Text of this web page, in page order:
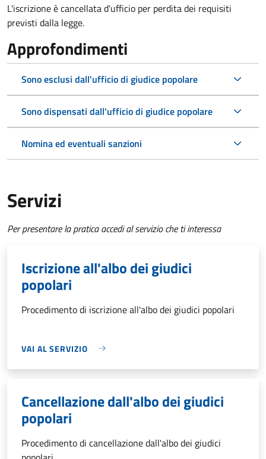
L'iscrizione è cancellata d’ufficio per perdita dei requisiti
previsti dalla legge.
Approfondimenti
Sono esclusi dall'ufficio di giudice popolare
Sono dispensati dall'ufficio di giudice popolare
Nomina ed eventuali sanzioni
Servizi
Per presentare la pratica accedi al servizio che ti interessa
Iscrizione all'albo dei giudici
popolari
Procedimento di iscrizione all'albo dei giudici popolari
VAI AL SERVIZIO
Cancellazione dall'albo dei giudici
popolari
Procedimento di cancellazione dall'albo dei giudici